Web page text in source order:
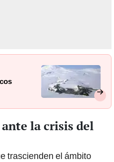
ante la crisis del
trascienden el ámbito